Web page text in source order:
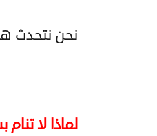
نحن نتحدث
لماذا لا